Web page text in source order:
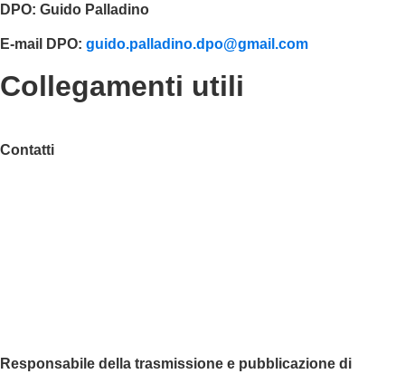
DPO: Guido Palladino
E-mail DPO: guido.palladino.dpo@gmail.com
Collegamenti utili
Contatti
Responsabile della trasmissione e pubblicazione di